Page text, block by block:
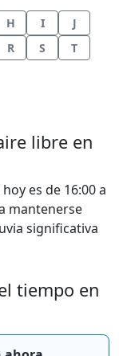
H I
J
R S
T
libre en
es de 16:00 a
mantenerse
significativa
tiempo en